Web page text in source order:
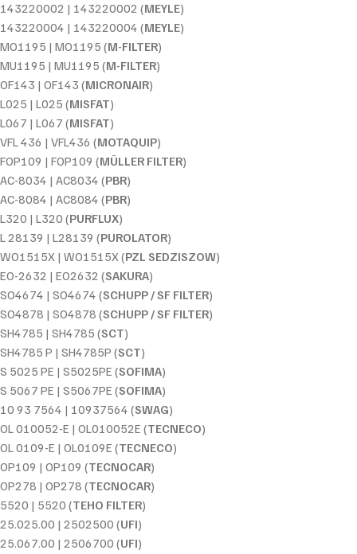
143220002 | 143220002 (MEYLE)
143220004 | 143220004 (MEYLE)
MO1195 | MO1195 (M-FILTER)
MU1195 | MU1195 (M-FILTER)
OF143 | OF143 (MICRONAIR)
L025 | L025 (MISFAT)
L067 | L067 (MISFAT)
VFL 436 | VFL436 (MOTAQUIP)
FOP109 | FOP109 (MÜLLER FILTER)
AC-8034 | AC8034 (PBR)
AC-8084 | AC8084 (PBR)
L320 | L320 (PURFLUX)
L 28139 | L28139 (PUROLATOR)
WO1515X | WO1515X (PZL SEDZISZOW)
EO-2632 | EO2632 (SAKURA)
SO4674 | SO4674 (SCHUPP / SF FILTER)
SO4878 | SO4878 (SCHUPP / SF FILTER)
SH4785 | SH4785 (SCT)
SH4785 P | SH4785P (SCT)
S 5025 PE | S5025PE (SOFIMA)
S 5067 PE | S5067PE (SOFIMA)
10 93 7564 | 10937564 (SWAG)
OL 010052-E | OL010052E (TECNECO)
OL 0109-E | OL0109E (TECNECO)
OP109 | OP109 (TECNOCAR)
OP278 | OP278 (TECNOCAR)
5520 | 5520 (TEHO FILTER)
25.025.00 | 2502500 (UFI)
25.067.00 | 2506700 (UFI)